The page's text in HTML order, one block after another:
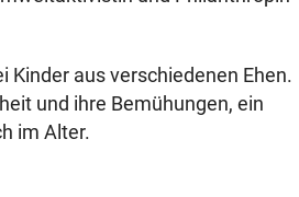
Kinder aus verschiedenen Ehen.
und ihre Bemühungen, ein
im Alter.